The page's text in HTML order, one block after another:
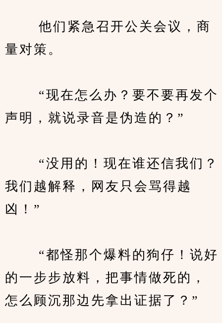
他们紧急召开公关会议，商
量对策。
“现在怎么办？要不要再发个
声明，就说录音是伪造的？”
“没用的！现在谁还信我们？
我们越解释，网友只会骂得越
凶！”
“都怪那个爆料的狗仔！说好
的一步步放料，把事情做死的，
怎么顾沉那边先拿出证据了？”